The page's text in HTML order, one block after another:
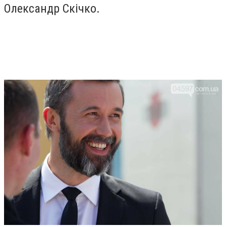
Олександр Скічко.